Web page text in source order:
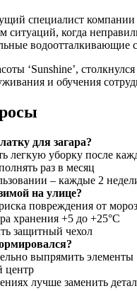
специалист компании
ситуаций, когда
водоотталкивающие
‘Sunshine’,
и обучения
для загара?
легкую уборку после
раз в месяц
– каждые 2
на улице?
повреждения от
хранения +5 до +25°C
защитный чехол
выпрямить элементы
центр
лучше заменить